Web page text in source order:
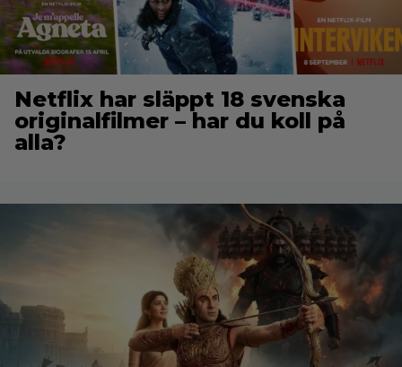
Netflix har släppt 18 svenska
originalfilmer – har du koll på
alla?